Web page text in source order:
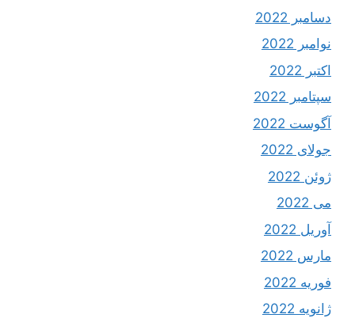
دسامبر 2022
نوامبر 2022
اکتبر 2022
سپتامبر 2022
آگوست 2022
جولای 2022
ژوئن 2022
می 2022
آوریل 2022
مارس 2022
فوریه 2022
ژانویه 2022